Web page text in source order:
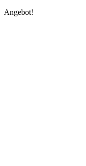
Angebot!